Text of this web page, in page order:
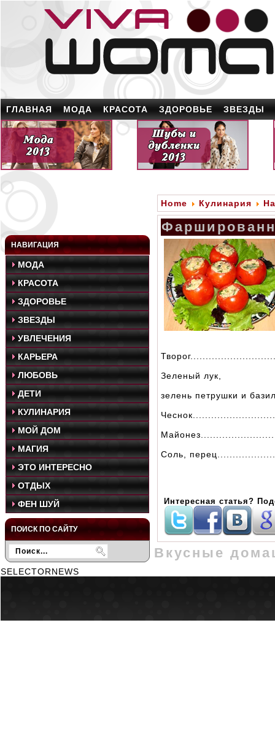
ГЛАВНАЯ МОДА КРАСОТА ЗДОРОВЬЕ ЗВЕЗДЫ
НАВИГАЦИЯ
МОДА
КРАСОТА
ЗДОРОВЬЕ
ЗВЕЗДЫ
УВЛЕЧЕНИЯ
КАРЬЕРА
ЛЮБОВЬ
ДЕТИ
КУЛИНАРИЯ
МОЙ ДОМ
МАГИЯ
ЭТО ИНТЕРЕСНО
ОТДЫХ
ФЕН ШУЙ
ПОИСК ПО САЙТУ
SELECTORNEWS
Home Кулинария
Зеленый лук,
зелень петрушки и
Соль,
Интересная статья?
Вкусные